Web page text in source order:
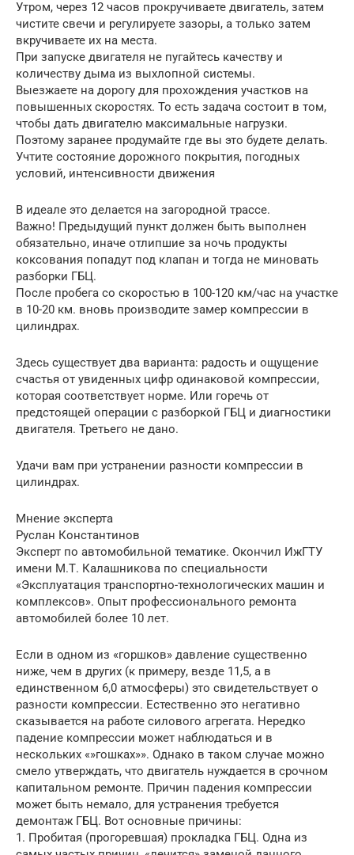
Утром, через 12 часов прокручиваете двигатель, затем
чистите свечи и регулируете зазоры, а только затем
вкручиваете их на места.
При запуске двигателя не пугайтесь качеству и
количеству дыма из выхлопной системы.
Выезжаете на дорогу для прохождения участков на
повышенных скоростях. То есть задача состоит в том,
чтобы дать двигателю максимальные нагрузки.
Поэтому заранее продумайте где вы это будете делать.
Учтите состояние дорожного покрытия, погодных
условий, интенсивности движения
В идеале это делается на загородной трассе.
Важно! Предыдущий пункт должен быть выполнен
обязательно, иначе отлипшие за ночь продукты
коксования попадут под клапан и тогда не миновать
разборки ГБЦ.
После пробега со скоростью в 100-120 км/час на участке
в 10-20 км. вновь производите замер компрессии в
цилиндрах.
Здесь существует два варианта: радость и ощущение
счастья от увиденных цифр одинаковой компрессии,
которая соответствует норме. Или горечь от
предстоящей операции с разборкой ГБЦ и диагностики
двигателя. Третьего не дано.
Удачи вам при устранении разности компрессии в
цилиндрах.
Мнение эксперта
Руслан Константинов
Эксперт по автомобильной тематике. Окончил ИжГТУ
имени М.Т. Калашникова по специальности
«Эксплуатация транспортно-технологических машин и
комплексов». Опыт профессионального ремонта
автомобилей более 10 лет.
Если в одном из «горшков» давление существенно
ниже, чем в других (к примеру, везде 11,5, а в
единственном 6,0 атмосферы) это свидетельствует о
разности компрессии. Естественно это негативно
сказывается на работе силового агрегата. Нередко
падение компрессии может наблюдаться и в
нескольких «»гошках»». Однако в таком случае можно
смело утверждать, что двигатель нуждается в срочном
капитальном ремонте. Причин падения компрессии
может быть немало, для устранения требуется
демонтаж ГБЦ. Вот основные причины:
1. Пробитая (прогоревшая) прокладка ГБЦ. Одна из